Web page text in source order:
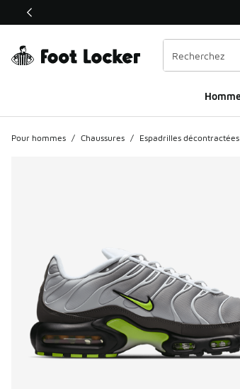
Ce lien s’ouvrira dans une nouvelle fenêtre
Pour hommes / Chaussures / Espadrilles décontractées